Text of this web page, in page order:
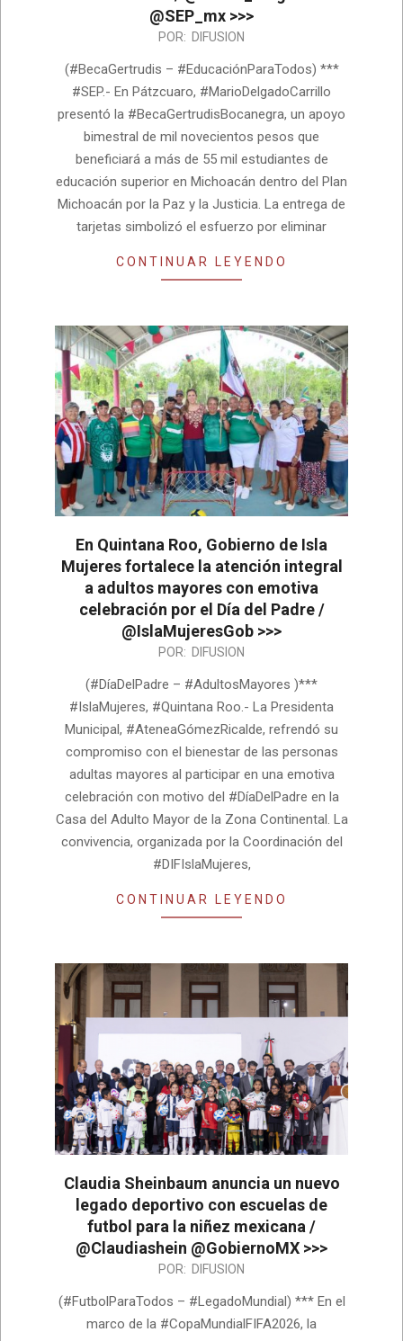
@SEP_mx >>>
06
POR: DIFUSION
(#BecaGertrudis – #EducaciónParaTodos) ***
#SEP.- En Pátzcuaro, #MarioDelgadoCarrillo
presentó la #BecaGertrudisBocanegra, un apoyo
bimestral de mil novecientos pesos que
beneficiará a más de 55 mil estudiantes de
educación superior en Michoacán dentro del Plan
Michoacán por la Paz y la Justicia. La entrega de
tarjetas simbolizó el esfuerzo por eliminar
CONTINUAR LEYENDO
En Quintana Roo, Gobierno de Isla
Mujeres fortalece la atención integral
a adultos mayores con emotiva
celebración por el Día del Padre /
@IslaMujeresGob >>>
POR: DIFUSION
(#DíaDelPadre – #AdultosMayores )***
#IslaMujeres, #Quintana Roo.- La Presidenta
Municipal, #AteneaGómezRicalde, refrendó su
compromiso con el bienestar de las personas
adultas mayores al participar en una emotiva
celebración con motivo del #DíaDelPadre en la
Casa del Adulto Mayor de la Zona Continental. La
convivencia, organizada por la Coordinación del
#DIFIslaMujeres,
CONTINUAR LEYENDO
Claudia Sheinbaum anuncia un nuevo
legado deportivo con escuelas de
futbol para la niñez mexicana /
@Claudiashein @GobiernoMX >>>
06-
08
POR: DIFUSION
(#FutbolParaTodos – #LegadoMundial) *** En el
marco de la #CopaMundialFIFA2026, la